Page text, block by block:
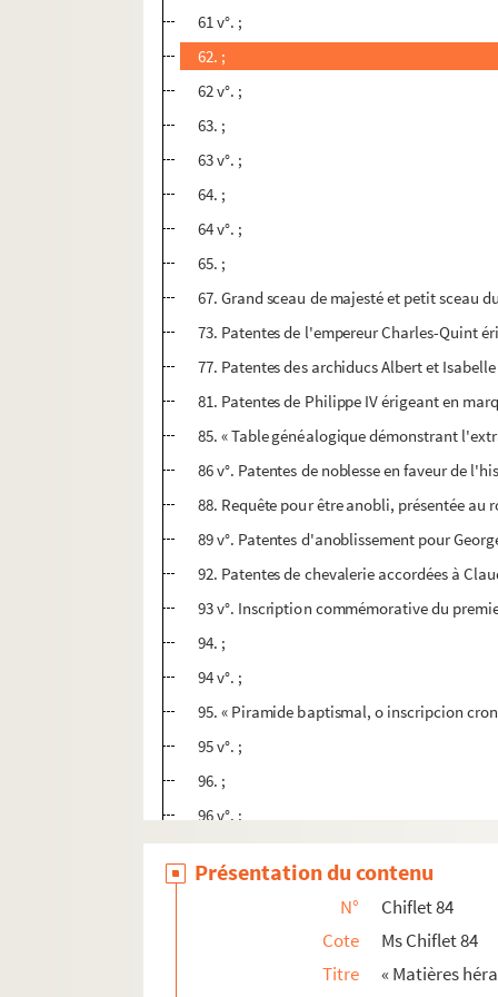
61 v°. ;
62. ;
62 v°. ;
63. ;
63 v°. ;
64. ;
64 v°. ;
65. ;
67. Grand sceau de majesté et petit sceau
73. Patentes de l'empereur Charles-Quint
77. Patentes des archiducs Albert et
81. Patentes de Philippe IV érigeant en
85. « Table généalogique démonstrant
86 v°. Patentes de noblesse en faveur de
88. Requête pour être anobli, présentée au
89 v°. Patentes d'anoblissement pour
92. Patentes de chevalerie accordées à
93 v°. Inscription commémorative du
94. ;
94 v°. ;
95. « Piramide baptismal, o inscripcion
95 v°. ;
96. ;
96 v°. ;
97. ;
97v°. ;
Présentation du contenu
N°
Chiflet 84
Cote
Ms Chiflet 84
Titre
« Matières